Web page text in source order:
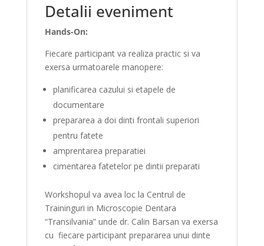
Detalii eveniment
Hands-On:
Fiecare participant va realiza practic si va
exersa urmatoarele manopere:
planificarea cazului si etapele de
documentare
prepararea a doi dinti frontali superiori
pentru fatete
amprentarea preparatiei
cimentarea fatetelor pe dintii preparati
Workshopul va avea loc la Centrul de
Traininguri in Microscopie Dentara
“Transilvania” unde dr. Calin Barsan va exersa
cu fiecare participant prepararea unui dinte